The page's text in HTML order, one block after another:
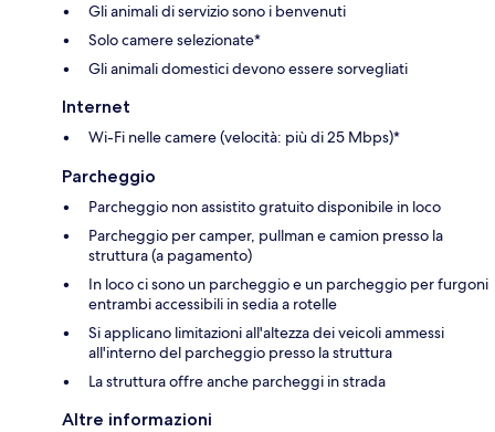
Gli animali di servizio sono i benvenuti
Solo camere selezionate*
Gli animali domestici devono essere sorvegliati
Internet
Wi-Fi nelle camere (velocità: più di 25 Mbps)*
Parcheggio
Parcheggio non assistito gratuito disponibile in loco
Parcheggio per camper, pullman e camion presso la
struttura (a pagamento)
In loco ci sono un parcheggio e un parcheggio per furgoni
entrambi accessibili in sedia a rotelle
Si applicano limitazioni all'altezza dei veicoli ammessi
all'interno del parcheggio presso la struttura
La struttura offre anche parcheggi in strada
Altre informazioni